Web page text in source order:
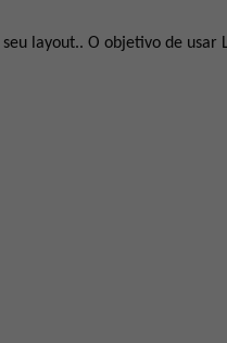
layout.. O objetivo de